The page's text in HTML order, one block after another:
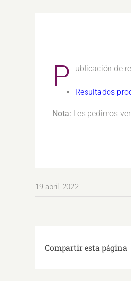
P ublicación de
Resultados
Nota: Les pedimos
19 abril, 2022
Compartir esta página